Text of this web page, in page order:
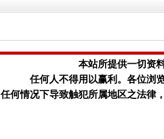
本站所提供一切资
任何人不得用以赢利。 各位浏
任何情况下导致触犯所属地区之法律